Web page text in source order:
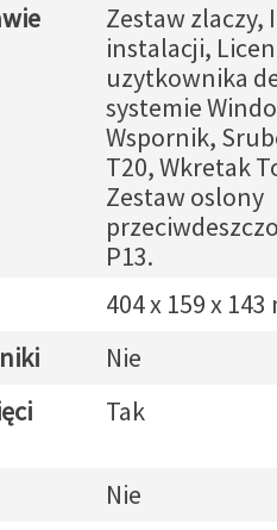
Zestaw zlaczy,
instalacji,
uzytkownika
systemie
Wspornik,
T20, Wkretak
Zestaw oslony
P13.
404 x 159 x 143
Nie
Tak
Nie